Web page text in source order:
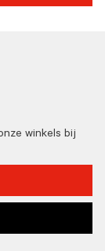
winkels bij